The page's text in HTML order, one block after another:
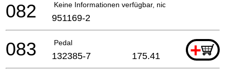
Keine Informationen verfügbar, nicht bestellbar
082 951169-2
Pedal +
083 132385-7 175.41